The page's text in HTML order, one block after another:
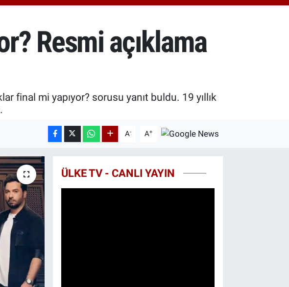
64.360,53
%-0.76
Resmi açıklama
final mi yapıyor? sorusu yanıt buldu. 19 yıllık
A- A+
ÜLKE TV - CANLI YAYIN